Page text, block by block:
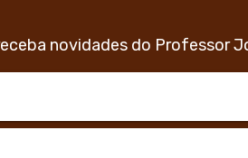
novidades do Professor